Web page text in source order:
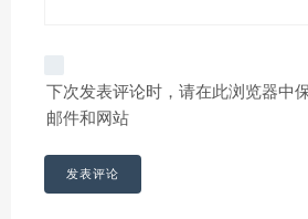
下次发表评论时，请在此浏览器中
邮件和网站